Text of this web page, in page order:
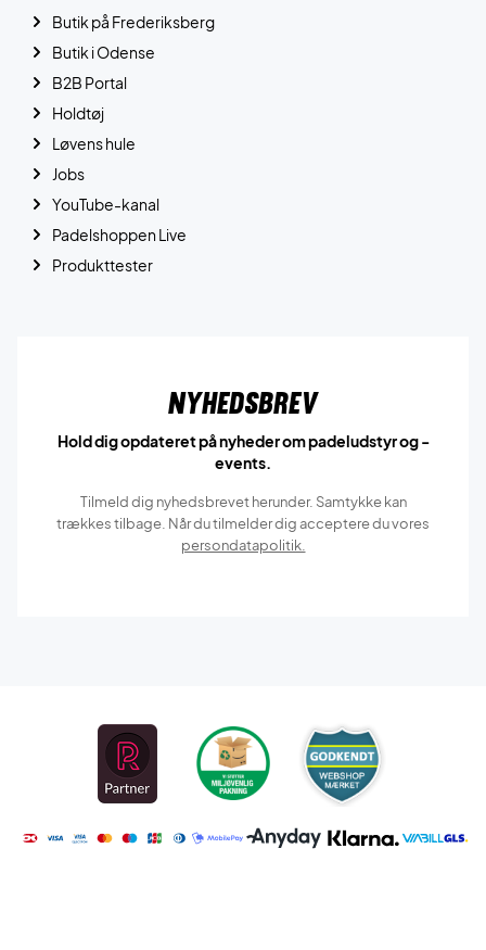
Butik på Frederiksberg
Butik i Odense
B2B Portal
Holdtøj
Løvens hule
Jobs
YouTube-kanal
Padelshoppen Live
Produkttester
Nyhedsbrev
Hold dig opdateret på nyheder om padeludstyr og -
events.
Tilmeld dig nyhedsbrevet herunder. Samtykke kan
trækkes tilbage. Når du tilmelder dig acceptere du vores
persondatapolitik.